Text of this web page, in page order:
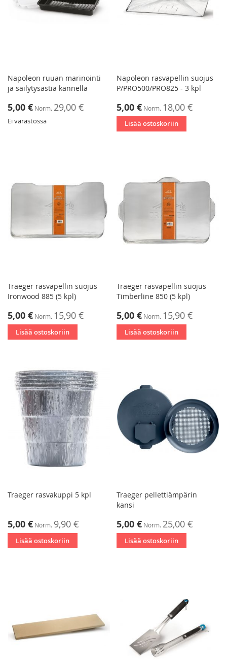
Napoleon ruuan marinointi
ja säilytysastia kannella
Tarjoushinta
5,00 € Norm. 29,00 €
Ei varastossa
Napoleon rasvapellin suojus
P/PRO500/PRO825 - 3 kpl
Tarjoushinta
5,00 € Norm. 18,00 €
Lisää ostoskoriin
Traeger rasvapellin suojus
Ironwood 885 (5 kpl)
Tarjoushinta
5,00 € Norm. 15,90 €
Lisää ostoskoriin
Traeger rasvapellin suojus
Timberline 850 (5 kpl)
Tarjoushinta
5,00 € Norm. 15,90 €
Lisää ostoskoriin
Traeger rasvakuppi 5 kpl
Tarjoushinta
5,00 € Norm. 9,90 €
Lisää ostoskoriin
Traeger pellettiämpärin
kansi
Tarjoushinta
5,00 € Norm. 25,00 €
Lisää ostoskoriin